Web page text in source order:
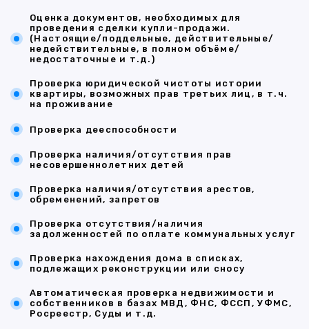
Оценка документов, необходимых для
проведения сделки купли-продажи.
(Настоящие/поддельные, действительные/
недействительные, в полном объёме/
недостаточные и т.д.)
Проверка юридической чистоты истории
квартиры, возможных прав третьих лиц, в т.ч.
на проживание
Проверка дееспособности
Проверка наличия/отсутствия прав
несовершеннолетних детей
Проверка наличия/отсутствия арестов,
обременений, запретов
Проверка отсутствия/наличия
задолженностей по оплате коммунальных услуг
Проверка нахождения дома в списках,
подлежащих реконструкции или сносу
Автоматическая проверка недвижимости и
собственников в базах МВД, ФНС, ФССП, УФМС,
Росреестр, Суды и т.д.